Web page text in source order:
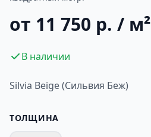
от 11 750 р. / м²
В наличии
Silvia Beige (Сильвия Беж)
ТОЛЩИНА